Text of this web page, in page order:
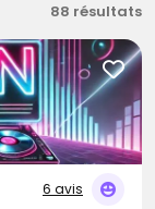
88 résultats
6 avis